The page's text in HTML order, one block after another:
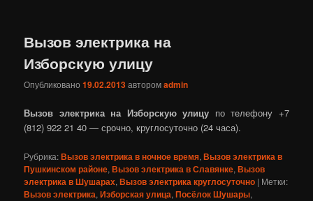
Вызов электрика на
Изборскую улицу
Опубликовано19.02.2013авторомadmin
Вызов электрика на Изборскую улицу по телефону +7
(812) 922 21 40 — срочно, круглосуточно (24 часа).
Рубрика:Вызов электрика в ночное время,Вызов электрика в
Пушкинском районе,Вызов электрика в Славянке,Вызов
электрика в Шушарах,Вызов электрика круглосуточно | Метки:
Вызов электрика,Изборская улица,Посёлок Шушары,